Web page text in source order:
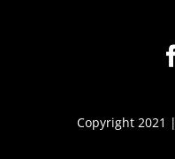
Copyright 2021 |